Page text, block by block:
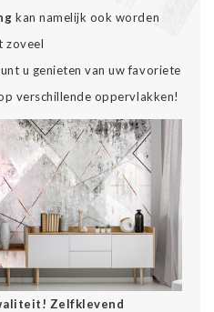
kan namelijk ook worden
zoveel
u genieten van uw favoriete
verschillende oppervlakken!
Zelfklevend